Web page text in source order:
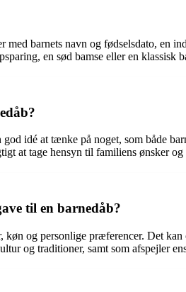
barnets navn og fødselsdato, en
en sød bamse eller en klassisk
idé at tænke på noget, som både
at tage hensyn til familiens ønsker
til en barnedåb?
køn og personlige præferencer. Det
og traditioner, samt som afspejler